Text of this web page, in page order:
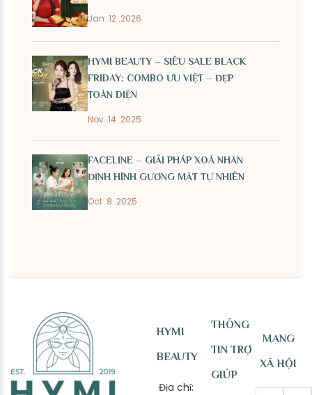
Jan .12 .2026
HYMI BEAUTY – SIÊU SALE BLACK
FRIDAY: COMBO ƯU VIỆT – ĐẸP
TOÀN DIỆN
Nov .14 .2025
FACELINE – GIẢI PHÁP XOÁ NHĂN
ĐỊNH HÌNH GƯƠNG MẶT TỰ NHIÊN
Oct .8 .2025
HYMI
BEAUTY
Địa chỉ:
THÔNG
TIN TRỢ
GIÚP
MẠNG
XÃ HỘI